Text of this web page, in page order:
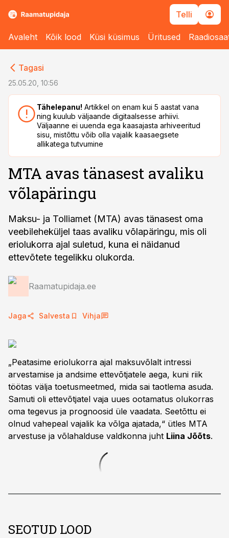
Telli
Avaleht Kõik lood Küsi küsimus Üritused
Tagasi
25.05.20, 10:56
Tähelepanu! Artikkel on enam kui 5 aastat vana
ning kuulub väljaande digitaalsesse arhiivi.
Väljaanne ei uuenda ega kaasajasta arhiveeritud
sisu, mistõttu võib olla vajalik kaasaegsete
allikatega tutvumine
MTA avas tänasest avaliku
võlapäringu
Maksu- ja Tolliamet (MTA) avas tänasest oma
veebileheküljel taas avaliku võlapäringu, mis oli
eriolukorra ajal suletud, kuna ei näidanud
ettevõtete tegelikku olukorda.
Raamatupidaja.ee
Jaga Salvesta Vihja
„Peatasime eriolukorra ajal maksuvõlalt intressi
arvestamise ja andsime ettevõtjatele aega, kuni riik
töötas välja toetusmeetmed, mida sai taotlema asuda.
Samuti oli ettevõtjatel vaja uues ootamatus olukorras
oma tegevus ja prognoosid üle vaadata. Seetõttu ei
olnud vahepeal vajalik ka võlga ajatada,“ ütles MTA
arvestuse ja võlahalduse valdkonna juht Liina Jõõts.
SEOTUD LOOD